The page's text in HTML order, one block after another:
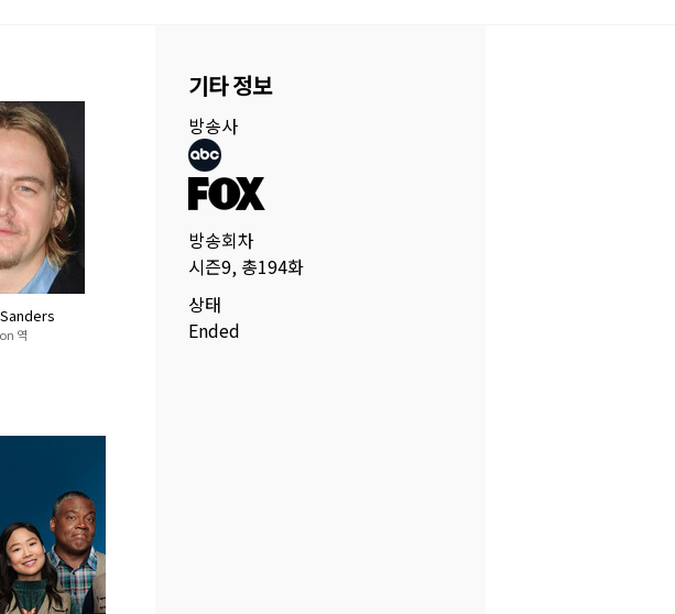
역
기타 정보
방송사
방송회차
시즌9, 총194화
상태
Ended